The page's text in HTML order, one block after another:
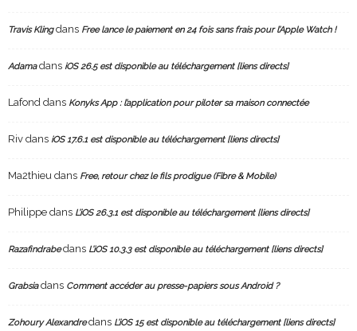
Travis Klingdans Free lance le paiement en 24 fois sans frais pour l’Apple Watch !
Adamadans iOS 26.5 est disponible au téléchargement [liens directs]
Lafond dans Konyks App : l’application pour piloter sa maison connectée
Riv dans iOS 17.6.1 est disponible au téléchargement [liens directs]
Ma2thieu dans Free, retour chez le fils prodigue (Fibre & Mobile)
Philippe dans L’iOS 26.3.1 est disponible au téléchargement [liens directs]
Razafindrabedans L’iOS 10.3.3 est disponible au téléchargement [liens directs]
Grabsiadans Comment accéder au presse-papiers sous Android ?
Zohoury Alexandredans L’iOS 15 est disponible au téléchargement [liens directs]